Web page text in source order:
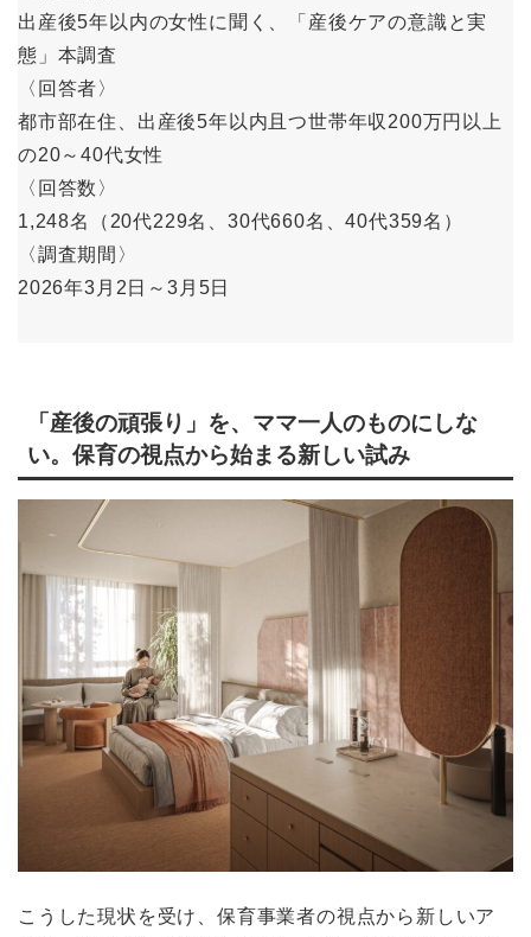
出産後5年以内の女性に聞く、「産後ケアの意識と実
態」本調査
〈回答者〉
都市部在住、出産後5年以内且つ世帯年収200万円以上
の20～40代女性
〈回答数〉
1,248名（20代229名、30代660名、40代359名）
〈調査期間〉
2026年3月2日～3月5日
「産後の頑張り」を、ママ一人のものにしな
い。保育の視点から始まる新しい試み
こうした現状を受け、保育事業者の視点から新しいア